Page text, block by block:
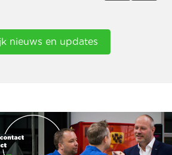
nieuws en updates